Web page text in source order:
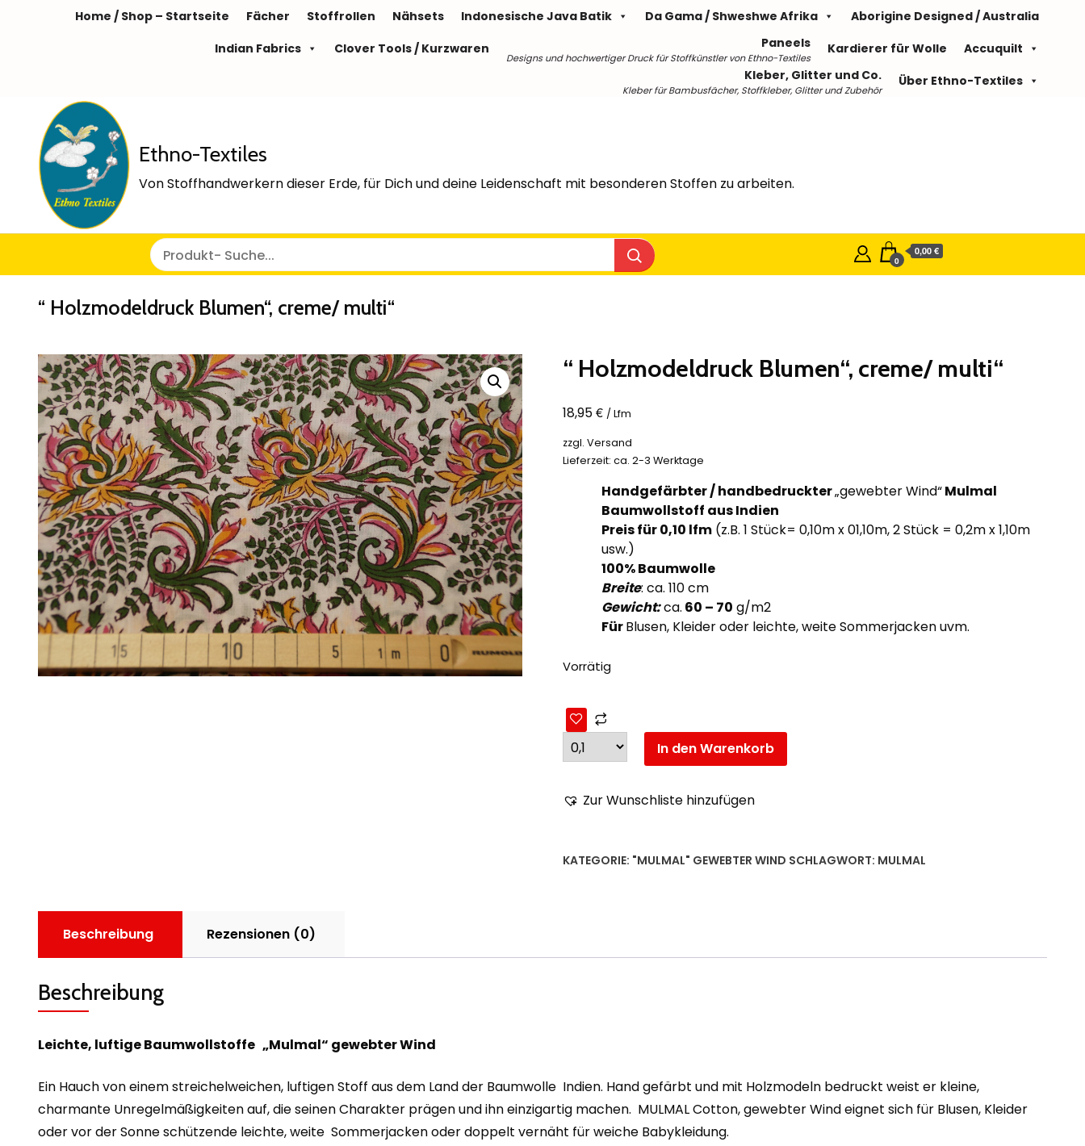
Home / Shop – Startseite Fächer Stoffrollen Nähsets Indonesische Java Batik Da Gama / Shweshwe Afrika
Aborigine Designed / Australia
Indian Fabrics
Clover Tools / Kurzwaren Paneels
Designs und hochwertiger Druck für Stoffkünstler von Ethno-Textiles
Kardierer für Wolle
Accuquilt
Kleber, Glitter und Co.
Kleber für Bambusfächer, Stoffkleber, Glitter und Zubehör
Über Ethno-Textiles
Ethno-Textiles
Von Stoffhandwerkern dieser Erde, für Dich und deine Leidenschaft mit besonderen Stoffen zu arbeiten.
0
0,00 €
“ Holzmodeldruck Blumen“, creme/ multi“
“ Holzmodeldruck Blumen“, creme/ multi“
18,95€ / Lfm
zzgl. Versand
Lieferzeit: ca. 2-3 Werktage
Handgefärbter / handbedruckter„gewebter Wind“Mulmal
Baumwollstoff aus Indien
Preis für 0,10 lfm (z.B. 1 Stück= 0,10m x 01,10m, 2 Stück = 0,2m x 1,10m
usw.)
100% Baumwolle
Breite: ca. 110 cm
Gewicht:ca. 60 – 70 g/m2
FürBlusen, Kleider oder leichte, weite Sommerjacken uvm.
Vorrätig
In den Warenkorb
Zur Wunschliste hinzufügen
KATEGORIE: "MULMAL" GEWEBTER WIND SCHLAGWORT: MULMAL
Beschreibung Rezensionen (0)
Beschreibung
Leichte, luftige Baumwollstoffe „Mulmal“ gewebter Wind
Ein Hauch von einem streichelweichen, luftigen Stoff aus dem Land der Baumwolle Indien. Hand gefärbt und mit Holzmodeln bedruckt weist er kleine,
charmante Unregelmäßigkeiten auf, die seinen Charakter prägen und ihn einzigartig machen. MULMAL Cotton, gewebter Wind eignet sich für Blusen, Kleider
oder vor der Sonne schützende leichte, weite Sommerjacken oder doppelt vernäht für weiche Babykleidung.